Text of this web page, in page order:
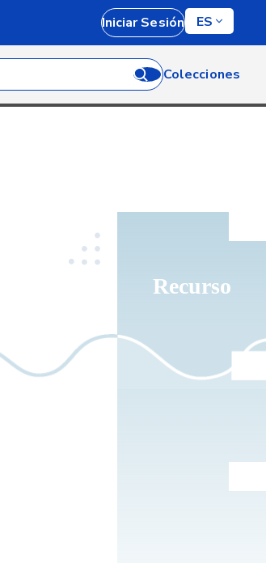
Iniciar Sesión ES
Colecciones
Recurso